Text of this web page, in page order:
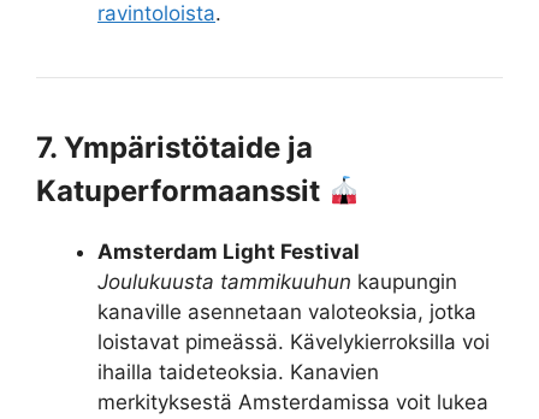
ravintoloista.
7. Ympäristötaide ja
Katuperformaanssit
Amsterdam Light Festival
Joulukuusta tammikuuhun kaupungin
kanaville asennetaan valoteoksia, jotka
loistavat pimeässä. Kävelykierroksilla voi
ihailla taideteoksia. Kanavien
merkityksestä Amsterdamissa voit lukea